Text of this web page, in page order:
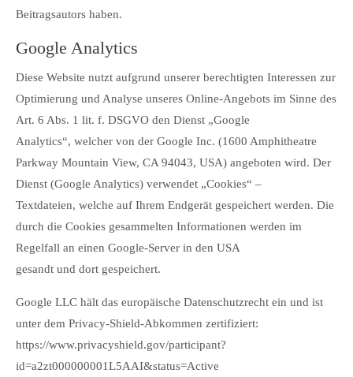
Beitragsautors haben.
Google Analytics
Diese Website nutzt aufgrund unserer berechtigten Interessen zur
Optimierung und Analyse unseres Online-Angebots im Sinne des
Art. 6 Abs. 1 lit. f. DSGVO den Dienst „Google
Analytics“, welcher von der Google Inc. (1600 Amphitheatre
Parkway Mountain View, CA 94043, USA) angeboten wird. Der
Dienst (Google Analytics) verwendet „Cookies“ –
Textdateien, welche auf Ihrem Endgerät gespeichert werden. Die
durch die Cookies gesammelten Informationen werden im
Regelfall an einen Google-Server in den USA
gesandt und dort gespeichert.
Google LLC hält das europäische Datenschutzrecht ein und ist
unter dem Privacy-Shield-Abkommen zertifiziert:
https://www.privacyshield.gov/participant?
id=a2zt000000001L5AAI&status=Active